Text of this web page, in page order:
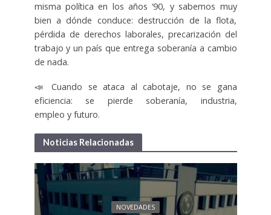
misma política en los años ‘90, y sabemos muy
bien a dónde conduce: destrucción de la flota,
pérdida de derechos laborales, precarización del
trabajo y un país que entrega soberanía a cambio
de nada.
📣 Cuando se ataca al cabotaje, no se gana
eficiencia: se pierde soberanía, industria,
empleo y futuro.
Noticias Relacionadas
NOVEDADES